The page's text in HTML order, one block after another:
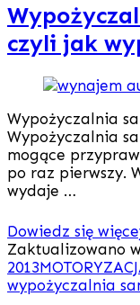
czyli jak
Wypożyczalnia
Wypożyczalnia
mogące
po raz pierwszy.
wydaje …
Dowiedz się
Zaktualizowano
2013
wypożyczalnia